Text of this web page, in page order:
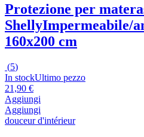
Protezione per
ShellyImpermeabile/
160x200 cm
(5)
In stockUltimo pezzo
21,90 €
Aggiungi
Aggiungi
douceur d'intérieur